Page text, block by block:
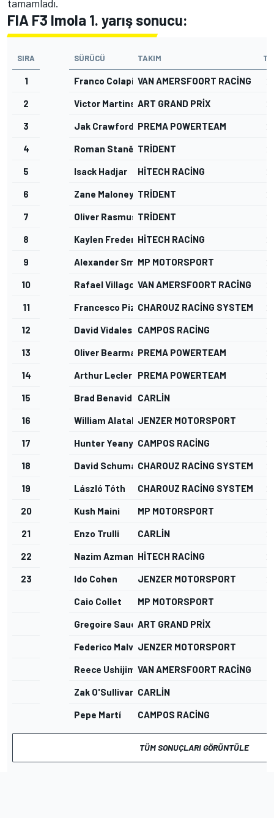
tamamladı.
FIA F3 Imola 1. yarış sonucu:
SIRA SÜRÜCÜ TAKIM
1 Franco ColapintoVAN AMERSFOORT RACING
2 Victor Martins ART GRAND PRIX
3 Jak Crawford PREMA POWERTEAM
4 Roman Staněk TRIDENT
5 Isack Hadjar HITECH RACING
6 Zane Maloney TRIDENT
7 Oliver RasmussenTRIDENT
8 Kaylen FrederickHITECH RACING
9 Alexander SmolyarMP MOTORSPORT
10 Rafael VillagomezVAN AMERSFOORT RACING
11 Francesco PizziCHAROUZ RACING SYSTEM
12 David Vidales CAMPOS RACING
13 Oliver BearmanPREMA POWERTEAM
14 Arthur Leclerc PREMA POWERTEAM
15 Brad BenavidesCARLIN
16 William AlataloJENZER MOTORSPORT
17 Hunter Yeany CAMPOS RACING
18 David SchumacherCHAROUZ RACING SYSTEM
19 László Tóth CHAROUZ RACING SYSTEM
20 Kush Maini MP MOTORSPORT
21 Enzo Trulli CARLIN
22 Nazim Azman HITECH RACING
23 Ido Cohen JENZER MOTORSPORT
Caio Collet MP MOTORSPORT
Gregoire SaucyART GRAND PRIX
Federico MalvestitiJENZER MOTORSPORT
Reece UshijimaVAN AMERSFOORT RACING
Zak O'Sullivan CARLIN
Pepe Martí CAMPOS RACING
TÜM SONUÇLARI GÖRÜNTÜLE